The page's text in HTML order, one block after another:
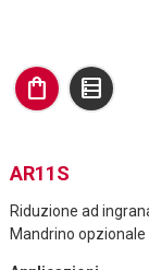
shopping_bag data_table
AR11S
Riduzione ad
Mandrino